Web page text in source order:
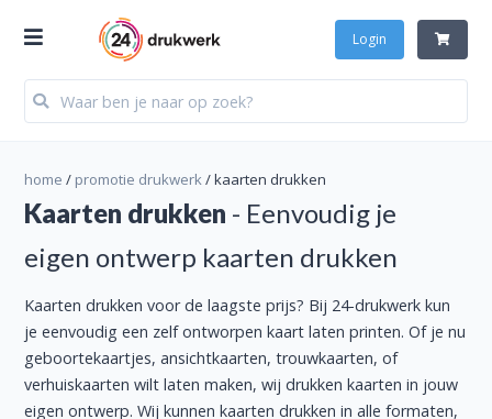
Login
home / promotie drukwerk/kaarten drukken
Kaarten drukken - Eenvoudig je
eigen ontwerp kaarten drukken
Kaarten drukken voor de laagste prijs? Bij 24-drukwerk kun
je eenvoudig een zelf ontworpen kaart laten printen. Of je nu
geboortekaartjes, ansichtkaarten, trouwkaarten, of
verhuiskaarten wilt laten maken, wij drukken kaarten in jouw
eigen ontwerp. Wij kunnen kaarten drukken in alle formaten,